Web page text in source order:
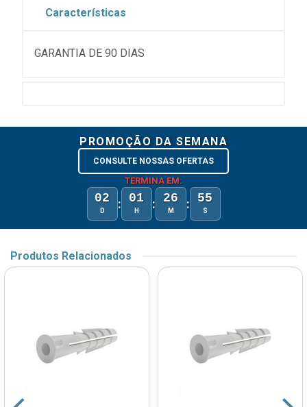
Características
GARANTIA DE 90 DIAS
PROMOÇÃO DA SEMANA
CONSULTE NOSSAS OFERTAS
TERMINA EM:
02
D : 01
H : 26
M : 55
S
Produtos Relacionados